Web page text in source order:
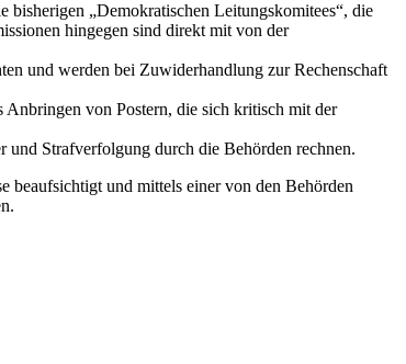
„Demokratischen Leitungskomitees“, die
hingegen sind direkt mit von der
und werden bei Zuwiderhandlung zur Rechenschaft
Anbringen von Postern, die sich kritisch mit der
und Strafverfolgung durch die Behörden rechnen.
beaufsichtigt und mittels einer von den Behörden